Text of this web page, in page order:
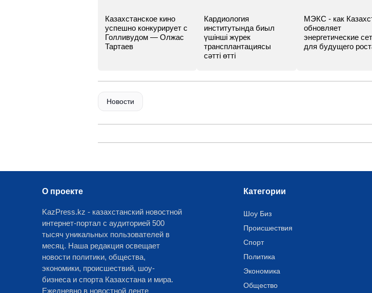
Казахстанское кино
успешно конкурирует с
Голливудом — Олжас
Тартаев
Кардиология
институтында биыл
үшінші жүрек
трансплантациясы
сәтті өтті
МЭКС - как
обновляет
энергетические
для будущего
Новости
О проекте
KazPress.kz - казахстанский новостной
интернет-портал с аудиторией 500
тысяч уникальных пользователей в
месяц. Наша редакция освещает
новости политики, общества,
экономики, происшествий, шоу-
бизнеса и спорта Казахстана и мира.
Ежедневно в новостной ленте
Категории
Шоу Биз
Происшествия
Спорт
Политика
Экономика
Общество